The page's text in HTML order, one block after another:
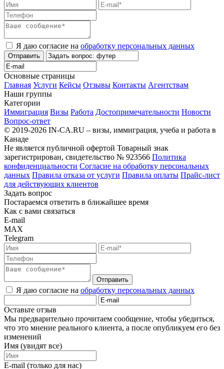
Я даю согласие на обработку персональных данных
Отправить
Основные страницы
Главная Услуги Кейсы Отзывы Контакты Агентствам
Наши группы
Категории
Иммиграция Визы Работа Достопримечательности Новости
Вопрос-ответ
© 2019-2026 IN-CA.RU – визы, иммиграция, учеба и работа в
Канаде
Не является публичной офертой Товарный знак
зарегистрирован, свидетельство № 923566 Политика
конфиденциальности Согласие на обработку персональных
данных Правила отказа от услуги Правила оплаты Прайс-лист
для действующих клиентов
Задать вопрос
Постараемся ответить в ближайшее время
Как с вами связаться
E-mail
MAX
Telegram
Отправить
Я даю согласие на обработку персональных данных
Оставьте отзыв
Мы предварительно прочитаем сообщение, чтобы убедиться,
что это мнение реального клиента, а после опубликуем его без
изменений
Имя (увидят все)
E-mail (только для нас)